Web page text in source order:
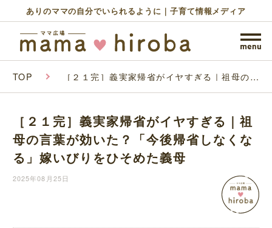
ありのママの自分でいられるように｜子育て情報メディア
TOP ［２１完］義実家帰省がイヤすぎる｜祖母の言
をひそめた義母
［２１完］義実家帰省がイヤすぎる｜祖
母の言葉が効いた？「今後帰省しなくな
る」嫁いびりをひそめた義母
2025年08月25日